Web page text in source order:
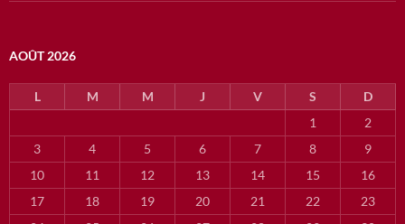
AOÛT 2026
L M M J V S
D
1
2
3
4 5 6 7 8
9
10
11 12 13 14 15
16
17
18 19 20 21 22
23